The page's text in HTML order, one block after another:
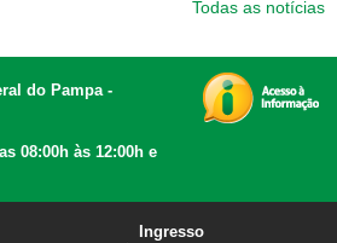
Todas as notícias
do Pampa -
08:00h às 12:00h e
Ingresso